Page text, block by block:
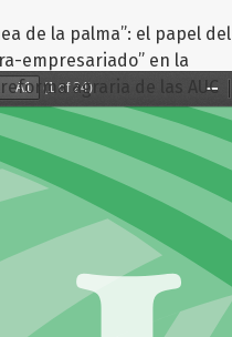
a los detalles del artículo
de la palma”: el papel del
empresariado” en la
agraria de las AUC